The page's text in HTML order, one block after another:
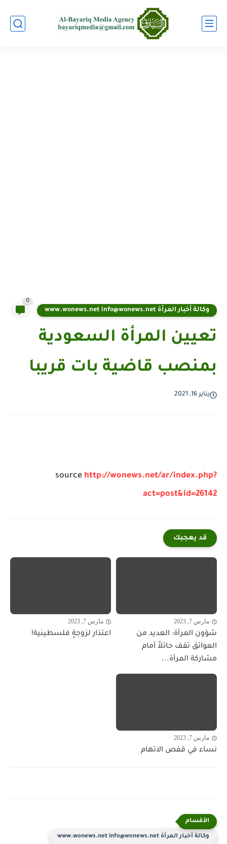
وكالة أخبار المرأة www.wonews.net info@wonews.net
0
تعيين المرأة السعودية
بمنصب قاضية بات قريبا
يناير 16, 2021
source http://wonews.net/ar/index.php?
act=post&id=26142
قد يعجبك
مارس 7, 2023
شؤون المرأة: العديد من
العوائق تقف حائلاً أمام
مشاركة المرأة...
مارس 7, 2023
اعتذار لزوجةٍ فلسطينية!
مارس 7, 2023
نساء في قفص الاتهام
وكالة أخبار المرأة www.wonews.net info@wonews.net